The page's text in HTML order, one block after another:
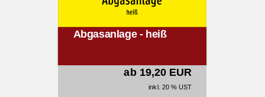
Abgasanlage - heiß
ab 19,20 EUR
inkl. 20 % UST